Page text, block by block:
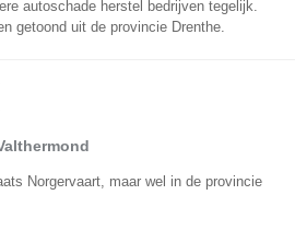
autoschade herstel bedrijven tegelijk.
getoond uit de provincie Drenthe.
Norgervaart, maar wel in de provincie